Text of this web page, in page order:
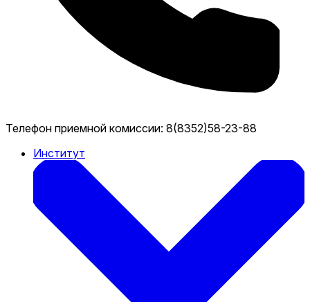
Телефон приемной комиссии: 8(8352)58-23-88
Институт